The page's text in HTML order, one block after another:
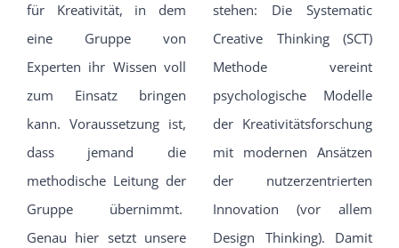
für Kreativität, in dem
eine Gruppe von
Experten ihr Wissen voll
zum Einsatz bringen
kann. Voraussetzung ist,
dass jemand die
methodische Leitung der
Gruppe übernimmt.
Genau hier setzt unsere
stehen: Die Systematic
Creative Thinking (SCT)
Methode vereint
psychologische Modelle
der Kreativitätsforschung
mit modernen Ansätzen
der nutzerzentrierten
Innovation (vor allem
Design Thinking). Damit